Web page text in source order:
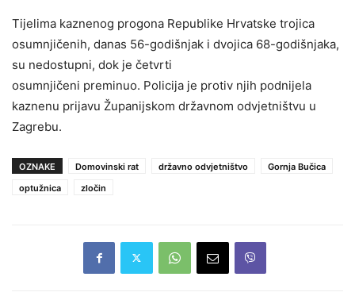
Tijelima kaznenog progona Republike Hrvatske trojica
osumnjičenih, danas 56-godišnjak i dvojica 68-godišnjaka,
su nedostupni, dok je četvrti
osumnjičeni preminuo. Policija je protiv njih podnijela
kaznenu prijavu Županijskom državnom odvjetništvu u
Zagrebu.
OZNAKE Domovinski rat državno odvjetništvo
Gornja Bučica
optužnica
zločin